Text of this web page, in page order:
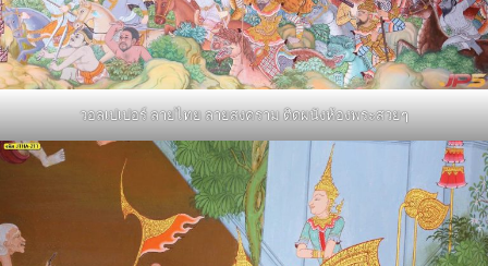
วอลเปเปอร์ ลายไทย ลายสงคราม ติดผนังห้องพระสวยๆ